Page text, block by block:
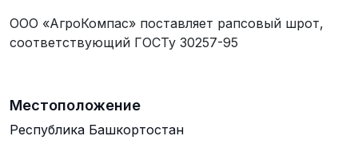
ООО «АгроКомпас» поставляет рапсовый шрот,
соответствующий ГОСТу 30257-95
Местоположение
Республика Башкортостан